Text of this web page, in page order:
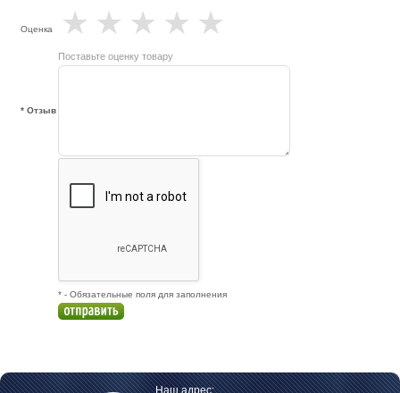
Оценка ★
★
★
★
★
Поставьте оценку товару
* Отзыв
* - Обязательные поля для заполнения
Наш адрес: